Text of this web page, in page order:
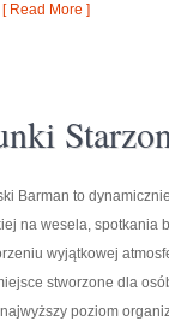
[ Read More ]
Barman to
na wesela, spotkania
wyjątkowej
stworzone dla
poziom